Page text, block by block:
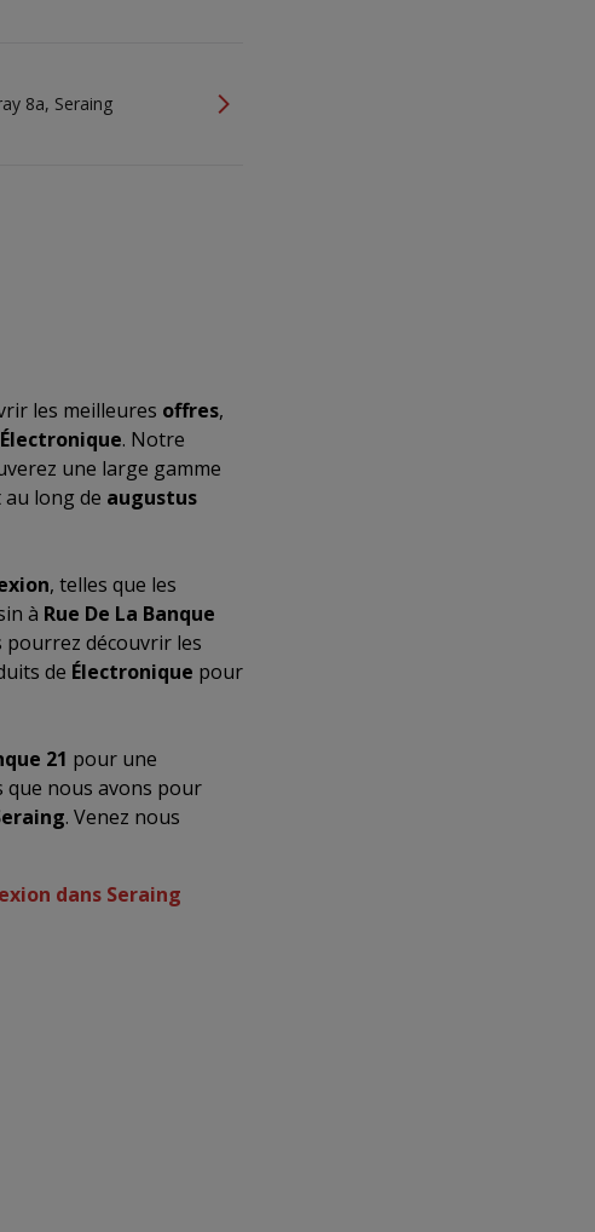
8a, Seraing
les meilleures offres,
Électronique. Notre
une large gamme
long de augustus
, telles que les
à Rue De La Banque
pourrez découvrir les
de Électronique pour
21 pour une
que nous avons pour
. Venez nous
dans Seraing